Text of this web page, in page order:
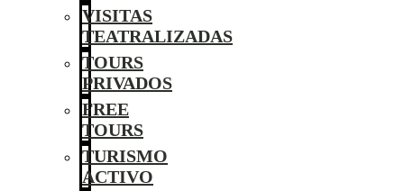
VISITAS
TEATRALIZADAS
TOURS
PRIVADOS
FREE
TOURS
TURISMO
ACTIVO